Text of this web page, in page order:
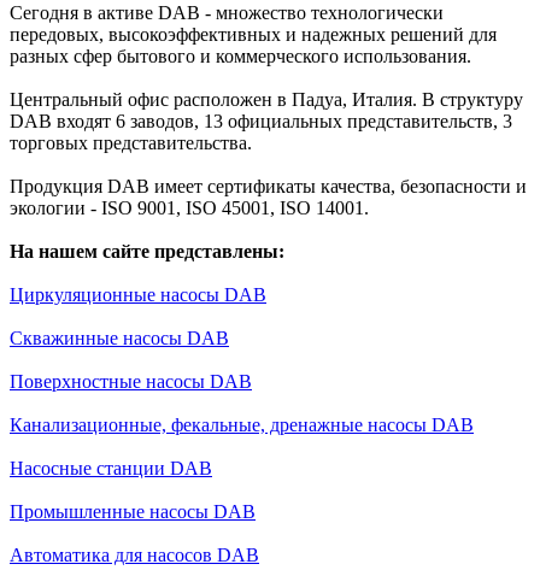
Сегодня в активе DAB - множество технологически
передовых, высокоэффективных и надежных решений для
разных сфер бытового и коммерческого использования.
Центральный офис расположен в Падуа, Италия. В структуру
DAB входят 6 заводов, 13 официальных представительств, 3
торговых представительства.
Продукция DAB имеет сертификаты качества, безопасности и
экологии - ISO 9001, ISO 45001, ISO 14001.
На нашем сайте представлены:
Циркуляционные насосы DAB
Скважинные насосы DAB
Поверхностные насосы DAB
Канализационные, фекальные, дренажные насосы DAB
Насосные станции DAB
Промышленные насосы DAB
Автоматика для насосов DAB